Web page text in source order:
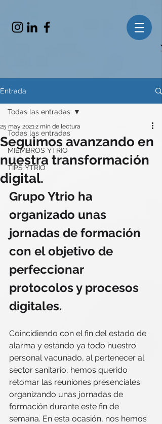
Entrada
Todas las entradas
MIEMBROS YTRIO
TIPS YTRIO
Todas las entradas
Seguimos avanzando en
nuestra transformación
digital.
25 may 20212 min de lectura
Grupo Ytrio ha
organizado unas
jornadas de formación
con el objetivo de
perfeccionar
protocolos y procesos
digitales.
Coincidiendo con el fin del estado de
alarma y estando ya todo nuestro
personal vacunado, al pertenecer al
sector sanitario, hemos querido
retomar las reuniones presenciales
organizando unas jornadas de
formación durante este fin de
semana. En esta ocasión, nos hemos